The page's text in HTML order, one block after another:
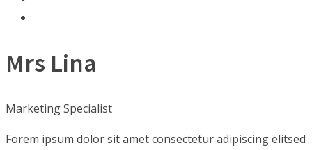
Mrs Lina
Marketing Specialist
Forem ipsum dolor sit amet consectetur adipiscing elitsed